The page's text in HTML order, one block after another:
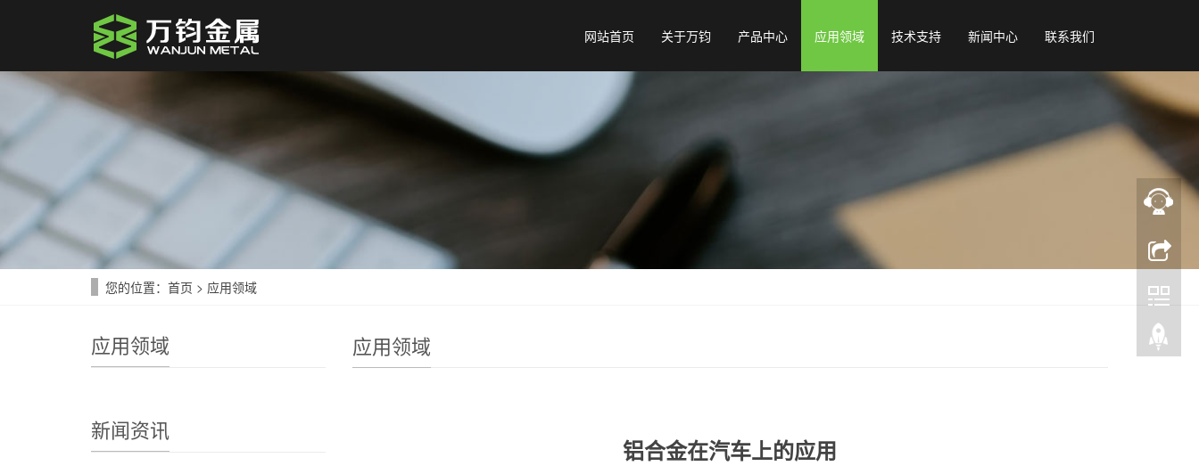
网站首页 关于万钧 产品中心 应用领域 技术支持 新闻中心 联系我们
您的位置： 首页 > 应用领域
应用领域
铝合金在汽车上的应用
应用领域
新闻资讯